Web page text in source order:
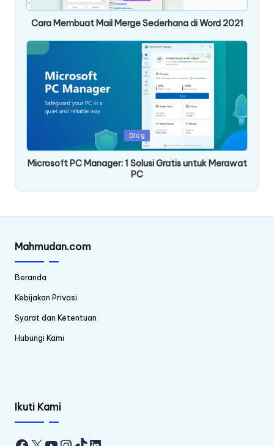
Cara Membuat Mail Merge Sederhana di Word 2021
Blog
Microsoft PC Manager: 1 Solusi Gratis untuk Merawat
PC
Mahmudan.com
Beranda
Kebijakan Privasi
Syarat dan Ketentuan
Hubungi Kami
Ikuti Kami